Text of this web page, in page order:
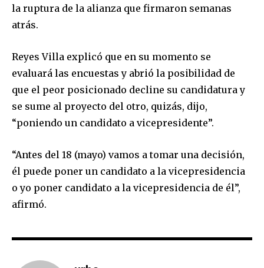
la ruptura de la alianza que firmaron semanas
atrás.
Reyes Villa explicó que en su momento se
evaluará las encuestas y abrió la posibilidad de
que el peor posicionado decline su candidatura y
se sume al proyecto del otro, quizás, dijo,
“poniendo un candidato a vicepresidente”.
“Antes del 18 (mayo) vamos a tomar una decisión,
él puede poner un candidato a la vicepresidencia
o yo poner candidato a la vicepresidencia de él”,
afirmó.